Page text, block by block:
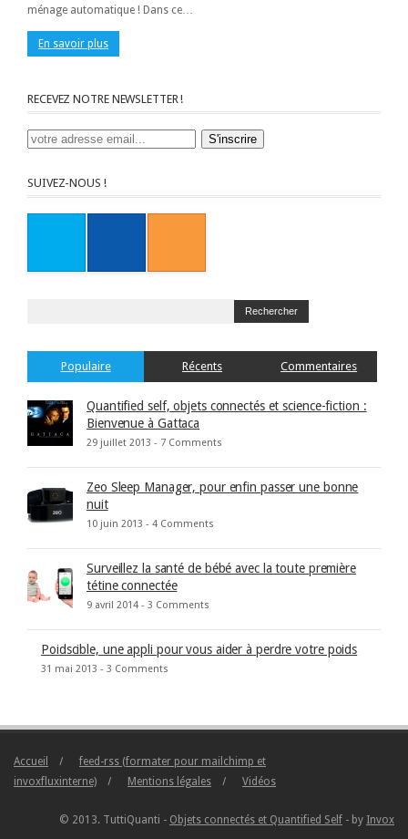
ménage automatique ! Dans ce…
En savoir plus
RECEVEZ NOTRE NEWSLETTER !
SUIVEZ-NOUS !
Populaire Récents Commentaires
Quantified self, objets connectés et science-fiction :
Bienvenue à Gattaca
29 juillet 2013 - 7 Comments
Zeo Sleep Manager, pour enfin passer une bonne
nuit
10 juin 2013 - 4 Comments
Surveillez la santé de bébé avec la toute première
tétine connectée
9 avril 2014 - 3 Comments
Poidscible, une appli pour vous aider à perdre votre poids
31 mai 2013 - 3 Comments
Accueil
feed-rss (formater pour mailchimp et
invoxfluxinterne)
Mentions légales Vidéos
© 2013. TuttiQuanti - Objets connectés et Quantified Self - by Invox